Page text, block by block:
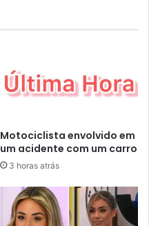
Motociclista envolvido em
um acidente com um carro
3 horas atrás